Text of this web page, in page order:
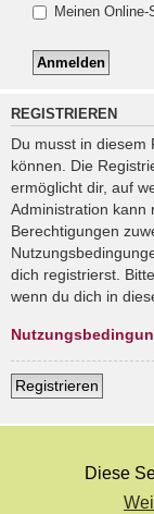
Diese
Meinen
REGISTRIEREN
Du musst in diesem
können. Die
ermöglicht dir, auf
Administration kann
Berechtigungen
dich registrierst.
wenn du dich in
Registrieren